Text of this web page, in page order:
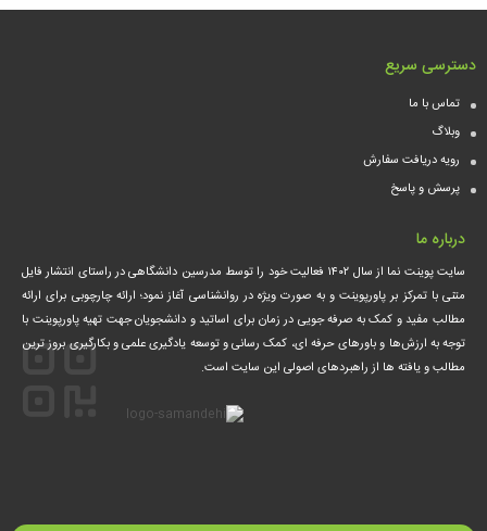
دسترسی سریع
تماس با ما
وبلاگ
رویه دریافت سفارش
پرسش و پاسخ
درباره ما
سایت پوینت نما از سال ۱۴۰۲ فعالیت خود را توسط مدرسین دانشگاهی در راستای انتشار فایل
متنی با تمرکز بر پاورپوینت و به صورت ویژه در روانشناسی آغاز نمود؛ ارائه چارچوبی برای ارائه
مطالب مفید و کمک‌ به صرفه جویی در زمان برای اساتید و دانشجویان جهت تهیه پاورپوینت با
توجه به ارزش‌ها و باورهای حرفه ای، کمک‌ رسانی و توسعه یادگیری علمی و بکارگیری بروز ترین
مطالب و یافته ها از راهبردهای اصولی این سایت است.